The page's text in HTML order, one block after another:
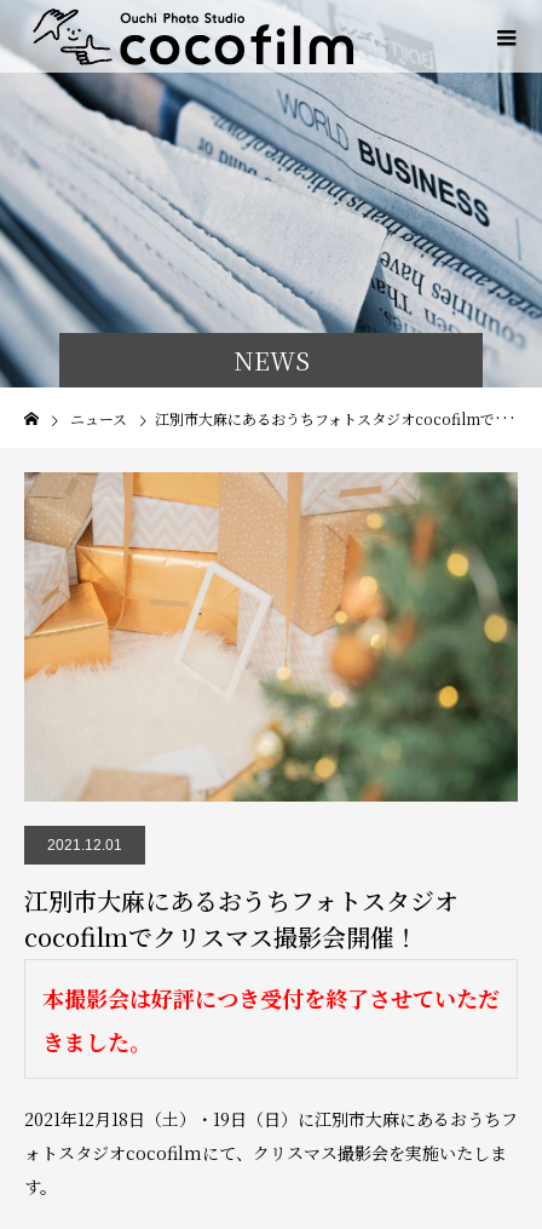
NEWS
ニュース 江別市大麻にあるおうちフォトスタジオcocofilmでクリスマス撮影会開催！
2021.12.01
江別市大麻にあるおうちフォトスタジオ
cocofilmでクリスマス撮影会開催！
本撮影会は好評につき受付を終了させていただ
きました。
2021年12月18日（土）・19日（日）に江別市大麻にあるおうちフ
ォトスタジオcocofilmにて、クリスマス撮影会を実施いたしま
す。